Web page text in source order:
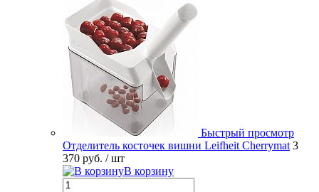
Быстрый просмотр
Отделитель косточек вишни Leifheit Cherrymat 3
370 руб. / шт
В корзину